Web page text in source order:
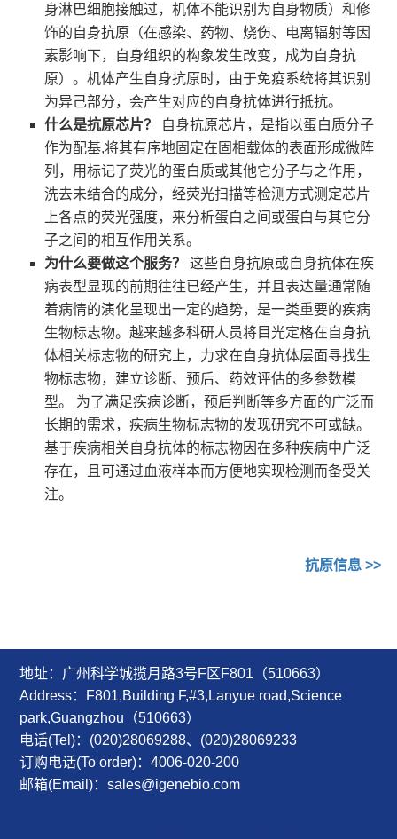
身淋巴细胞接触过，机体不能识别为自身物质）和修
饰的自身抗原（在感染、药物、烧伤、电离辐射等因
素影响下，自身组织的构象发生改变，成为自身抗
原）。机体产生自身抗原时，由于免疫系统将其识别
为异己部分，会产生对应的自身抗体进行抵抗。
什么是抗原芯片？
自身抗原芯片，是指以蛋白质分子
作为配基,将其有序地固定在固相载体的表面形成微阵
列，用标记了荧光的蛋白质或其他它分子与之作用，
洗去未结合的成分，经荧光扫描等检测方式测定芯片
上各点的荧光强度，来分析蛋白之间或蛋白与其它分
子之间的相互作用关系。
为什么要做这个服务？
这些自身抗原或自身抗体在疾
病表型显现的前期往往已经产生，并且表达量通常随
着病情的演化呈现出一定的趋势，是一类重要的疾病
生物标志物。越来越多科研人员将目光定格在自身抗
体相关标志物的研究上，力求在自身抗体层面寻找生
物标志物，建立诊断、预后、药效评估的多参数模
型。 为了满足疾病诊断，预后判断等多方面的广泛而
长期的需求，疾病生物标志物的发现研究不可或缺。
基于疾病相关自身抗体的标志物因在多种疾病中广泛
存在，且可通过血液样本而方便地实现检测而备受关
注。
抗原信息>>
地址：广州科学城揽月路3号F区F801（510663）
Address：F801,Building F,#3,Lanyue road,Science
park,Guangzhou（510663）
电话(Tel)：(020)28069288、(020)28069233
订购电话(To order)：4006-020-200
邮箱(Email)：sales@igenebio.com